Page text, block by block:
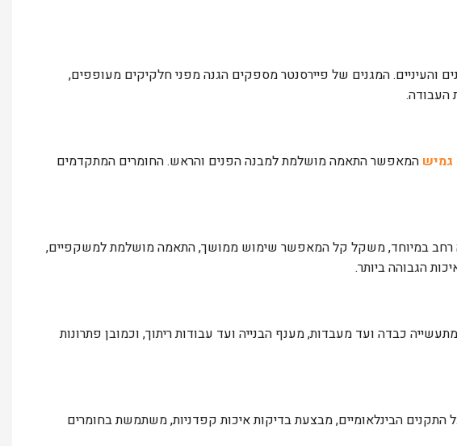
והעיניים. המגנים של פיירסנטר מספקים הגנה מפני חלקיקים מעופפים,
העבודה.
גמיש המאפשר התאמה מושלמת למבנה הפנים והראש. החומרים המתקדמים
רחב במיוחד, משקל קל המאפשר שימוש ממושך, התאמה מושלמת למשקפיים,
הגבוהה ביותר.
כבדה ועד מעבדות, מענף הבנייה ועד עבודות ריתוך, וכמובן פתרונות
התקנים הבינלאומיים, מבצעת בדיקות איכות קפדניות, משתמשת בחומרים